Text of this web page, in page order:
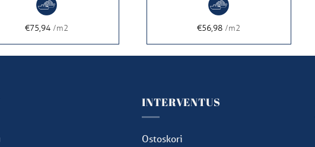
€75,94 /m2 €56,98 /m2
INTERVENTUS
Ostoskori